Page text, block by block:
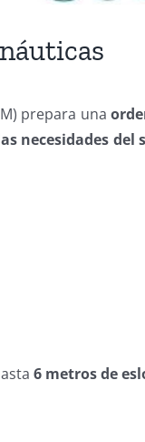
prepara una
necesidades del
6 metros de